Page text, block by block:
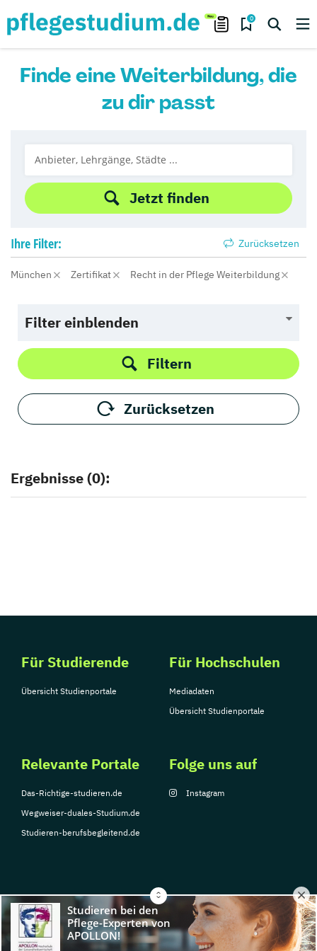
0
Finde eine Weiterbildung, die
zu dir passt
Jetzt finden
Ihre Filter: Zurücksetzen
München Zertifikat Recht in der Pflege Weiterbildung
Filter einblenden
Filtern
Zurücksetzen
Ergebnisse (0):
Für Studierende
Übersicht Studienportale
Für Hochschulen
Mediadaten
Übersicht Studienportale
Relevante Portale
Das-Richtige-studieren.de
Wegweiser-duales-Studium.de
Studieren-berufsbegleitend.de
Folge uns auf
Instagram
© Copyright 2026, TarGroup Media GmbH
Impressum
Datenschutzerklärung Nutzungsbedingungen